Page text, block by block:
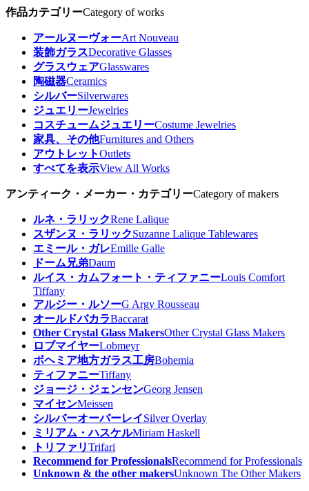
作品カテゴリーCategory of works
アールヌーヴォーArt Nouveau
装飾ガラスDecorative Glasses
グラスウェアGlasswares
陶磁器Ceramics
シルバーSilverwares
ジュエリーJewelries
コスチュームジュエリーCostume Jewelries
家具、その他Furnitures and Others
アウトレットOutlets
すべてを表示View All Works
アンティーク・メーカー・カテゴリーCategory of makers
ルネ・ラリックRene Lalique
スザンヌ・ラリックSuzanne Lalique Tablewares
エミール・ガレEmille Galle
ドーム兄弟Daum
ルイス・カムフォート・ティファニーLouis Comfort
Tiffany
アルジー・ルソーG Argy Rousseau
オールドバカラBaccarat
Other Crystal Glass MakersOther Crystal Glass Makers
ロブマイヤーLobmeyr
ボヘミア地方ガラス工房Bohemia
ティファニーTiffany
ジョージ・ジェンセンGeorg Jensen
マイセンMeissen
シルバーオーバーレイSilver Overlay
ミリアム・ハスケルMiriam Haskell
トリファリTrifari
Recommend for ProfessionalsRecommend for Professionals
Unknown & the other makersUnknown The Other Makers